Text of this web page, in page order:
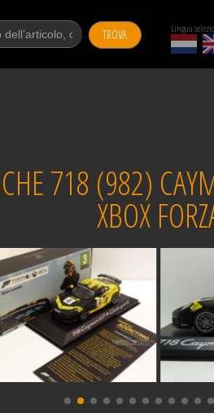
TROVA Lingua
718 (982)
XBOX